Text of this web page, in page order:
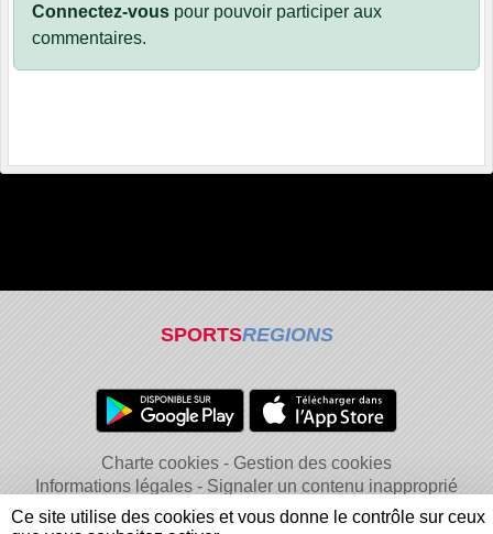
Connectez-vous pour pouvoir participer aux
commentaires.
SPORTSREGIONS
Charte cookies
Gestion des cookies
Informations légales
Signaler un contenu inapproprié
Ce site utilise des cookies et vous donne le contrôle sur ceux